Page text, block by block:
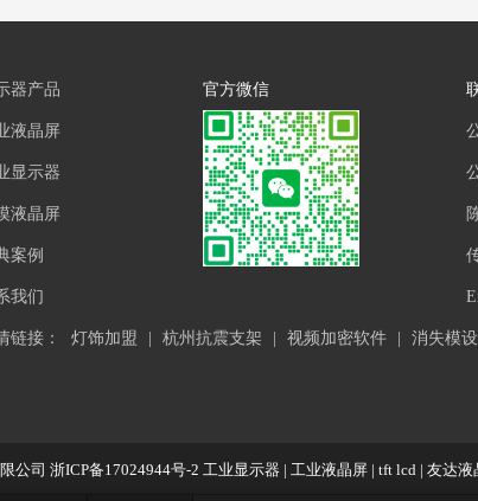
器产品
液晶屏
显示器
液晶屏
案例
我们
官方微信
链接： 灯饰加盟 杭州抗震支架 视频加密软件 消失模
公司 浙ICP备17024944号-2 工业显示器 | 工业液晶屏 | tft lcd| 友达液